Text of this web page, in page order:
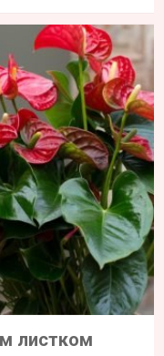
листком